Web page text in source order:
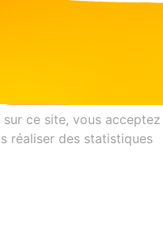
ce site, vous acceptez
réaliser des statistiques